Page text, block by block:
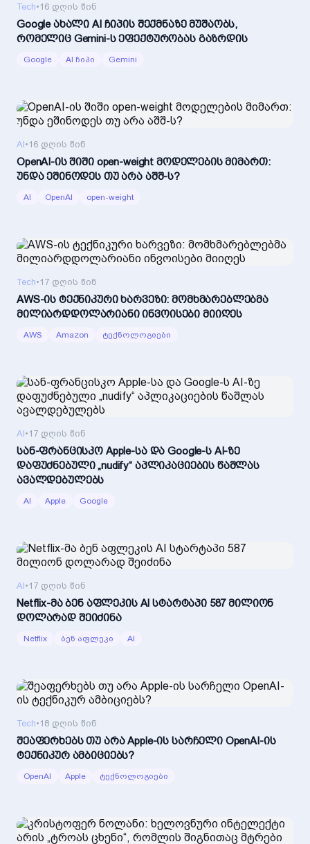
Tech•16 დღის წინ
Google ახალი AI ჩიპის შექმნაზე მუშაობს,
რომელიც Gemini-ს ეფექტურობას გაზრდის
Google AI ჩიპი Gemini
AI•16 დღის წინ
OpenAI-ის შიში open-weight მოდელების მიმართ:
უნდა ეშინოდეს თუ არა აშშ-ს?
AI OpenAI open-weight
Tech•17 დღის წინ
AWS-ის ტექნიკური ხარვეზი: მომხმარებლებმა
მილიარდდოლარიანი ინვოისები მიიღეს
AWS Amazon ტექნოლოგიები
AI•17 დღის წინ
სან-ფრანცისკო Apple-სა და Google-ს AI-ზე
დაფუძნებული „nudify“ აპლიკაციების წაშლას
ავალდებულებს
AI Apple Google
AI•17 დღის წინ
Netflix-მა ბენ აფლეკის AI სტარტაპი 587 მილიონ
დოლარად შეიძინა
Netflix ბენ აფლეკი AI
Tech•18 დღის წინ
შეაფერხებს თუ არა Apple-ის სარჩელი OpenAI-ის
ტექნიკურ ამბიციებს?
OpenAI Apple ტექნოლოგიები